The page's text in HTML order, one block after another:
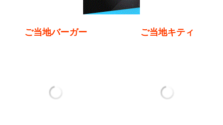
ご当地バーガー ご当地キティ